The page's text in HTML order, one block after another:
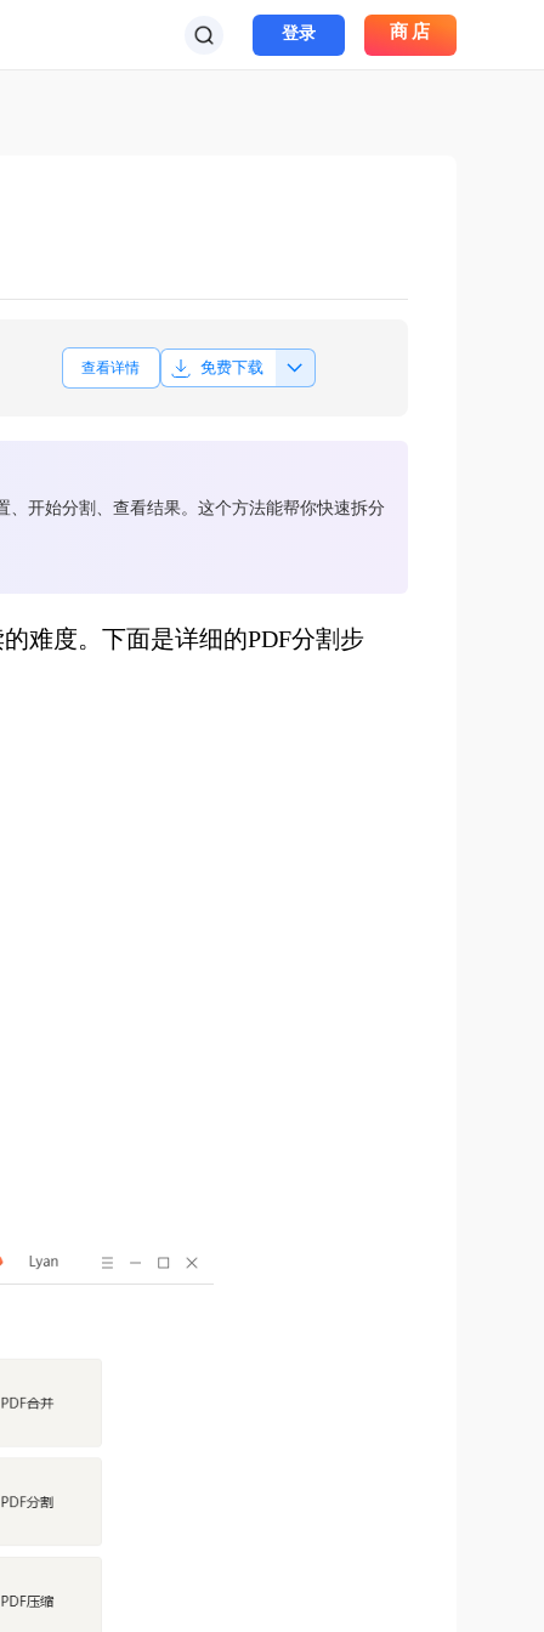
登录 商店
查看详情 免费下载
、开始分割、查看结果。这个方法能帮你快速拆分
难度。下面是详细的PDF分割步